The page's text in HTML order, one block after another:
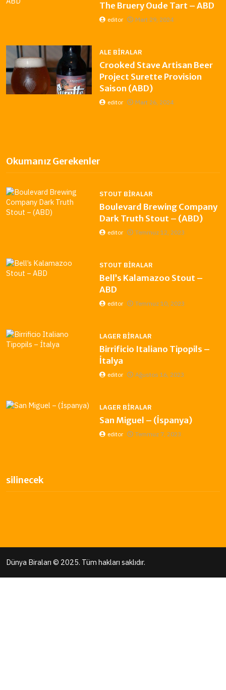
The Bruery Oude Tart – ABD
editor Mart 29, 2024
ALE BIRALAR
Crooked Stave Artisan Beer
Project Surette Provision
Saison (ABD)
editor Mart 26, 2024
Okumanız Gerekenler
STOUT BIRALAR
Boulevard Brewing Company
Dark Truth Stout – (ABD)
editor Temmuz 12, 2023
STOUT BIRALAR
Bell’s Kalamazoo Stout –
ABD
editor Temmuz 10, 2023
LAGER BIRALAR
Birrificio Italiano Tipopils –
İtalya
editor Ağustos 16, 2023
LAGER BIRALAR
San Miguel – (İspanya)
editor Temmuz 7, 2023
silinecek
Dünya Biraları © 2025. Tüm hakları saklıdır.